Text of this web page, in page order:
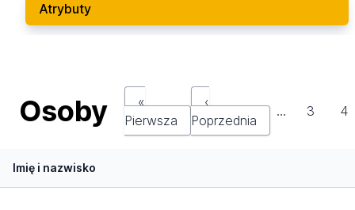
Atrybuty
Osoby
«
Pierwsza
‹
Poprzednia
… 3 4
Imię i nazwisko